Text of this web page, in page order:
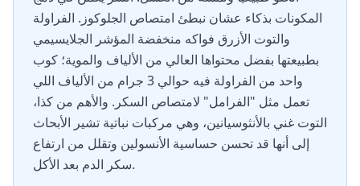
المكونات بذكاء عشان نبطئ امتصاص الجلوكوز. الفراولة
والتوت الأزرق فواكه منخفضة المؤشر الجلايسيمي
بطبيعتها بفضل محتواها العالي من الألياف والموية؛ كوب
واحد من الفراولة فيه حوالي 3 جرام من الألياف اللي
تعمل مثل "الفرامل" لامتصاص السكر. والأهم من كذا،
التوت غني بالأنثوسيانين، وهي مركبات نباتية تشير الأبحاث
إلى أنها قد تحسن حساسية الأنسولين وتقلل من ارتفاع
سكر الدم بعد الأكل.